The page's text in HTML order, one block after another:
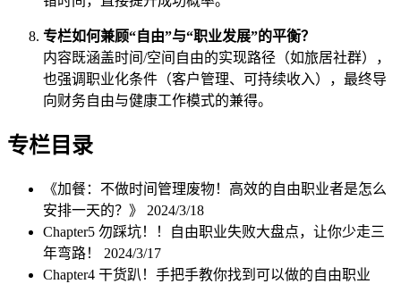
专栏如何兼顾“自由”与“职业发展”的平衡？
内容既涵盖时间/空间自由的实现路径（如旅居社群），
也强调职业化条件（客户管理、可持续收入），最终导
向财务自由与健康工作模式的兼得。
专栏目录
《加餐：不做时间管理废物！高效的自由职业者是怎么
安排一天的？》 2024/3/18
Chapter5 勿踩坑！！自由职业失败大盘点，让你少走三
年弯路！ 2024/3/17
Chapter4 干货趴！手把手教你找到可以做的自由职业